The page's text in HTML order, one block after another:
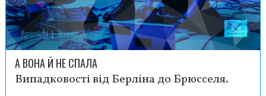
А ВОНА Й НЕ СПАЛА
Випадковості від Берліна до Брюсселя.